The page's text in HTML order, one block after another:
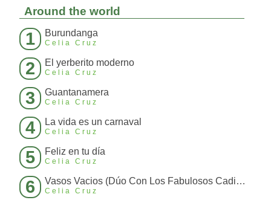
Around the world
1 Burundanga
Celia Cruz
2 El yerberito moderno
Celia Cruz
3 Guantanamera
Celia Cruz
4 La vida es un carnaval
Celia Cruz
5 Feliz en tu día
Celia Cruz
6 Vasos Vacios (Dúo Con Los Fabulosos Cadillacs)
Celia Cruz